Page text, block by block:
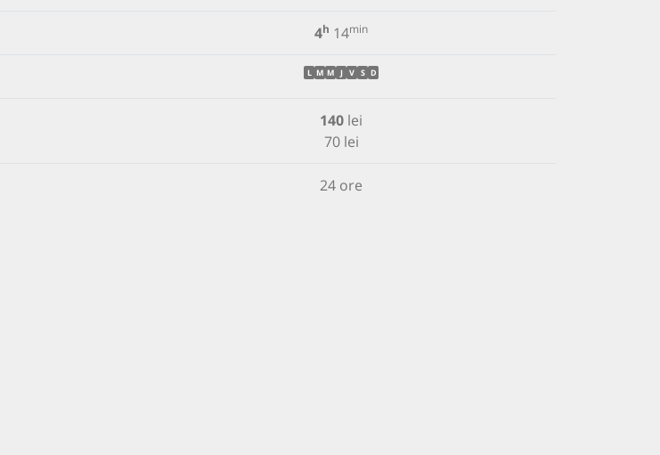
4h 14min
L M M J V S D
140 lei
70 lei
24 ore